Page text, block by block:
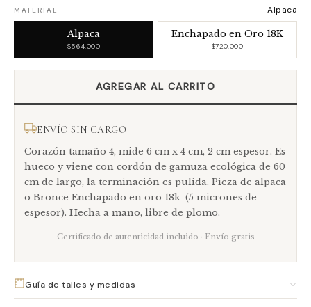
MATERIAL Alpaca
Alpaca
$564.000
Enchapado en Oro 18K
$720.000
ENVÍO SIN CARGO
Corazón tamaño 4, mide 6 cm x 4 cm, 2 cm espesor. Es
hueco y viene con cordón de gamuza ecológica de 60
cm de largo, la terminación es pulida. Pieza de alpaca
o Bronce Enchapado en oro 18k (5 micrones de
espesor). Hecha a mano, libre de plomo.
Certificado de autenticidad incluido · Envío gratis
Guía de talles y medidas